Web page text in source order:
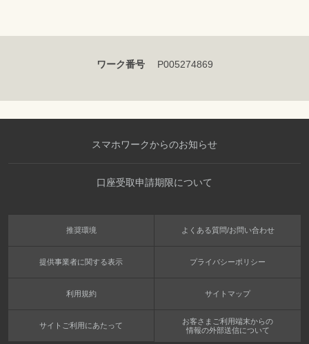
ワーク番号 P005274869
スマホワークからのお知らせ
口座受取申請期限について
推奨環境 よくある質問/お問い合わせ
提供事業者に関する表示 プライバシーポリシー
利用規約 サイトマップ
サイトご利用にあたって
お客さまご利用端末からの
情報の外部送信について